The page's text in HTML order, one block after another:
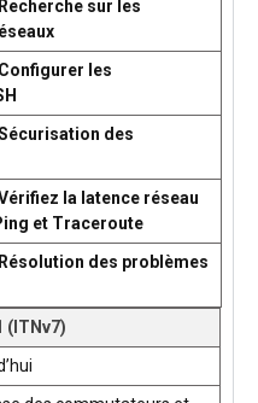
sur les
les
des
la latence réseau
et Traceroute
des problèmes
(ITNv7)